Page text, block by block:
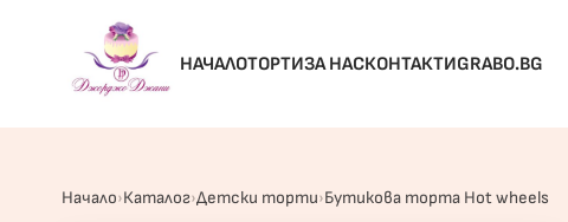
НАЧАЛОТОРТИЗА НАСКОНТАКТИGRABO.BG
Начало Каталог Детски торти Бутикова торта Hot wheels